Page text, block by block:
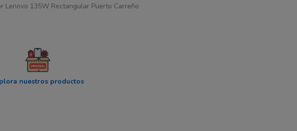
Lenovo 135W Rectangular Puerto Carreño
nuestros productos